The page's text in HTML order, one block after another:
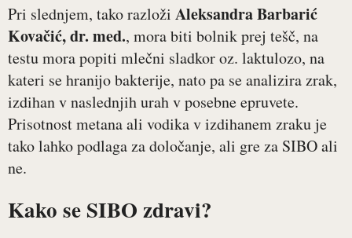
Pri slednjem, tako razloži Aleksandra Barbarić
Kovačić, dr. med., mora biti bolnik prej tešč, na
testu mora popiti mlečni sladkor oz. laktulozo, na
kateri se hranijo bakterije, nato pa se analizira zrak,
izdihan v naslednjih urah v posebne epruvete.
Prisotnost metana ali vodika v izdihanem zraku je
tako lahko podlaga za določanje, ali gre za SIBO ali
ne.
Kako se SIBO zdravi?